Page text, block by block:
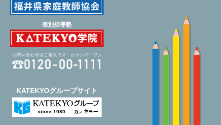
個別指導塾
KATEKYOグループサイト